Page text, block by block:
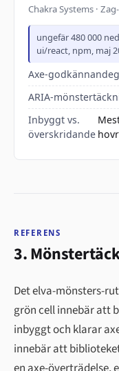
Chakra Systems ·
ungefär 480 000
ui/react, npm, maj
Axe-
ARIA-
Inbyggt vs.
överskridande
REFERENS
3.
Det elva-mönsters-
grön cell innebär att
inbyggt och klarar
innebär att